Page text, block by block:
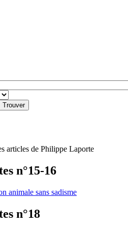
articles de Philippe Laporte
n°15-16
animale sans sadisme
n°18